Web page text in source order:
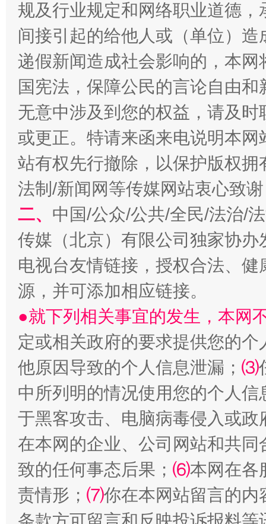
习近平的博鳌关键词
魏明亮
“刷贴”乱象丛生
生
揭批美国五大"原罪" "炒
规及行业规定和网络职业道德
间接引起的给他人或（单位）
递假新闻造成社会影响的，本
国宪法，保障公民的言论自由
无意中涉及到您的权益，请及
或更正。特请来函来电说明本
站有权先行撤除，以保护版权
法制/新闻网等传媒网站衷心致
二、 中国/公众/公共/全民/法治/
传媒（北京）有限公司独家协
电视台友情链接，授权合法、
源，并可添加相应链接。
●就下列相关事宜的发生，本网
定或相关政府的要求提供您的个
他原因导致的个人信息泄漏； ⑶
中所列明的情况使用您的个人
于黑客攻击、电脑病毒侵入或
在本网的企业、公司网站和共
致的任何事态后果； ⑹本网在各
责情形； ⑺你在本网站留言的内